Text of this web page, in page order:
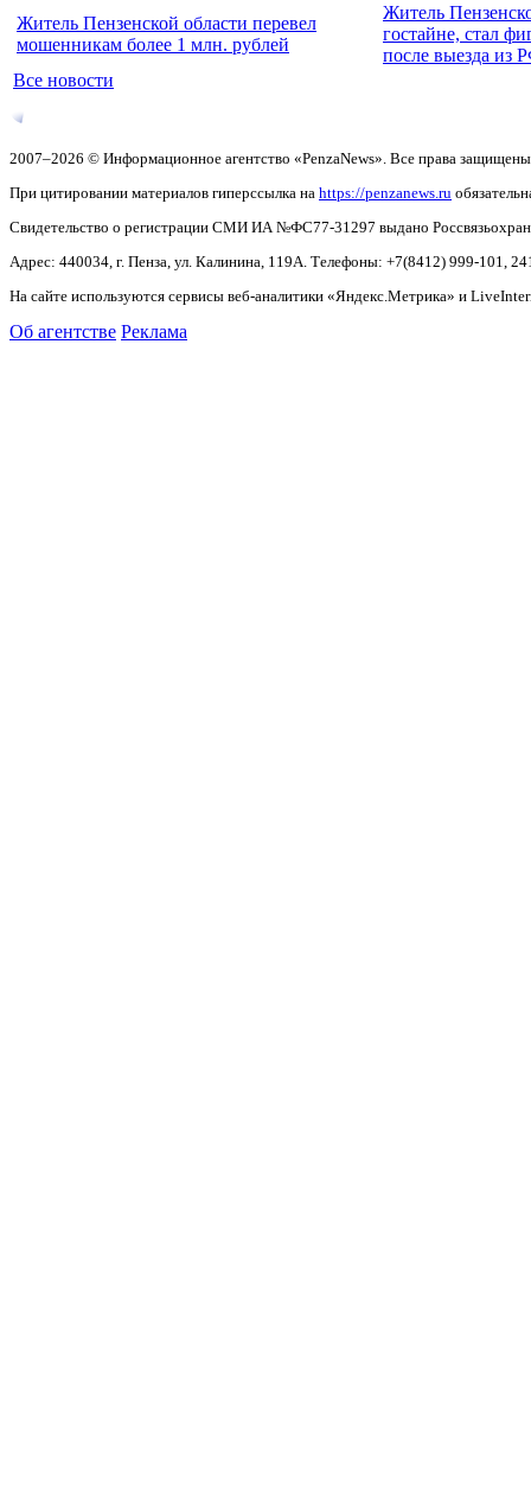
Житель Пензенской области перевел
мошенникам более 1 млн. рублей
Житель
гостайне, стал
после выезда из
Все новости
2007–2026 © Информационное агентство «PenzaNews». Все права
При цитировании материалов гиперссылка на https://penzanews.ru
Свидетельство о регистрации СМИ ИА №ФС77-31297 выдано
Адрес: 440034, г. Пенза, ул. Калинина, 119А. Телефоны: +7(8412) 999-101,
На сайте используются сервисы веб-аналитики «Яндекс.Метрика» и
Об агентстве Реклама